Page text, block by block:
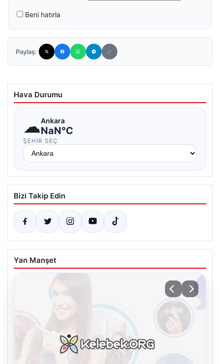
Beni hatırla
Paylaş:
Hava Durumu
☁Ankara
NaN°C
ŞEHIR SEÇ
Bizi Takip Edin
Yan Manşet